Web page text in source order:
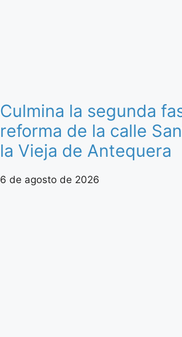
Culmina la segunda
reforma de la calle
la Vieja de Antequera
6 de agosto de 2026